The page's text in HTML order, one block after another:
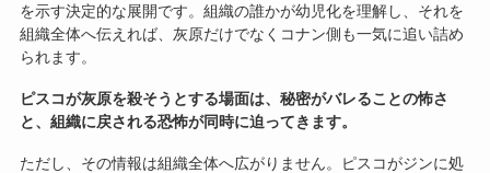
を示す決定的な展開です。組織の誰かが幼児化を理解し、それを
組織全体へ伝えれば、灰原だけでなくコナン側も一気に追い詰め
られます。
ピスコが灰原を殺そうとする場面は、秘密がバレることの怖さ
と、組織に戻される恐怖が同時に迫ってきます。
ただし、その情報は組織全体へ広がりません。ピスコがジンに処